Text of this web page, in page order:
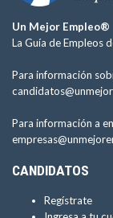
Un Mejor Empleo®
La Guía de Empleos
Para información
Para información a
CANDIDATOS
Regístrate